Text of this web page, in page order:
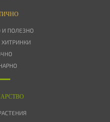
И ПОЛЕЗНО